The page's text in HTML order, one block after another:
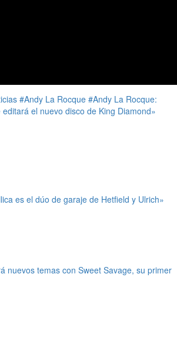
#Andy La Rocque #Andy La Rocque:
el nuevo disco de King Diamond»
es el dúo de garaje de Hetfield y Ulrich»
nuevos temas con Sweet Savage, su primer